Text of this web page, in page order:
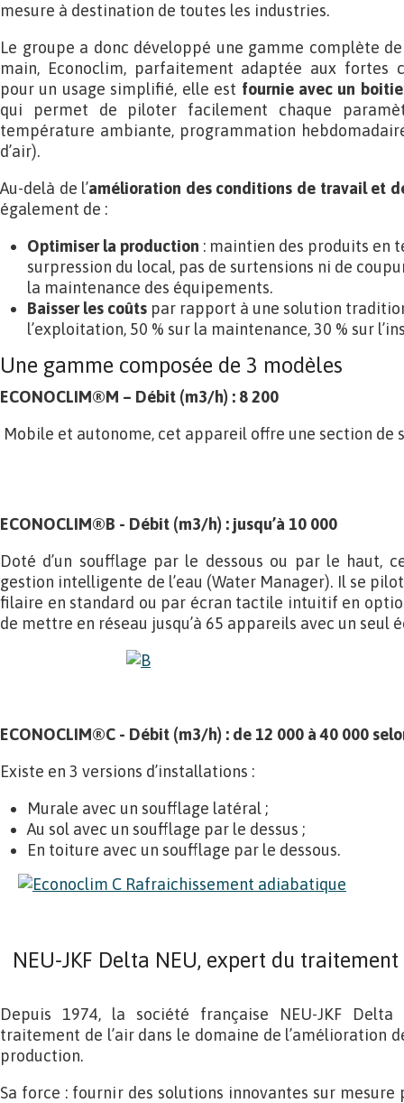
mesure à destination de toutes les industries.
Le groupe a donc développé une gamme complète
main, Econoclim, parfaitement adaptée aux fortes
pour un usage simplifié, elle est fournie avec un
qui permet de piloter facilement chaque
température ambiante, programmation
d’air).
Au-delà de l’amélioration des conditions de travail et
également de :
Optimiser la production : maintien des produits en
surpression du local, pas de surtensions ni de
la maintenance des équipements.
Baisser les coûts par rapport à une solution
l’exploitation, 50 % sur la maintenance, 30 % sur
Une gamme composée de 3 modèles
ECONOCLIM®M – Débit (m3/h) : 8 200
Mobile et autonome, cet appareil offre une section de
ECONOCLIM®B - Débit (m3/h) : jusqu’à 10 000
Doté d’un soufflage par le dessous ou par le haut,
gestion intelligente de l’eau (Water Manager). Il se
filaire en standard ou par écran tactile intuitif en
de mettre en réseau jusqu’à 65 appareils avec un seul
ECONOCLIM®C - Débit (m3/h) : de 12 000 à 40 000
Existe en 3 versions d’installations :
Murale avec un soufflage latéral ;
Au sol avec un soufflage par le dessus ;
En toiture avec un soufflage par le dessous.
NEU-JKF Delta NEU, expert du
Depuis 1974, la société française NEU-JKF
traitement de l’air dans le domaine de l’amélioration
production.
Sa force : fournir des solutions innovantes sur